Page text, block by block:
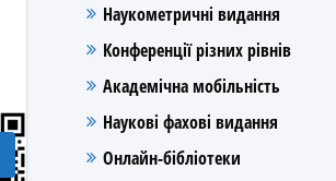
Наукометричні видання
Конференції різних рівнів
Академічна мобільність
Наукові фахові видання
Онлайн-бібліотеки